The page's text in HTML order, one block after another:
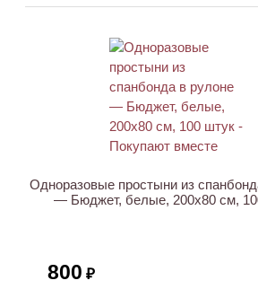
Одноразовые простыни из
— Бюджет, белые, 200х80 см,
800 ₽